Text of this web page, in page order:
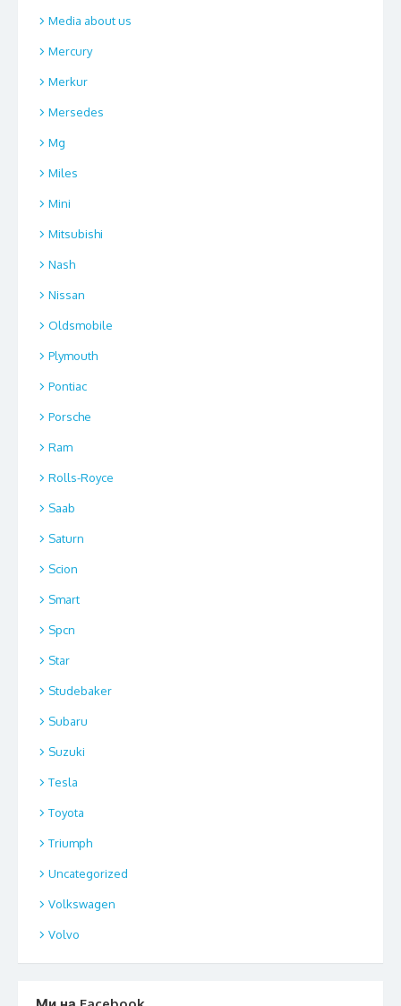
Media about us
Mercury
Merkur
Mersedes
Mg
Miles
Mini
Mitsubishi
Nash
Nissan
Oldsmobile
Plymouth
Pontiac
Porsche
Ram
Rolls-Royce
Saab
Saturn
Scion
Smart
Spcn
Star
Studebaker
Subaru
Suzuki
Tesla
Toyota
Triumph
Uncategorized
Volkswagen
Volvo